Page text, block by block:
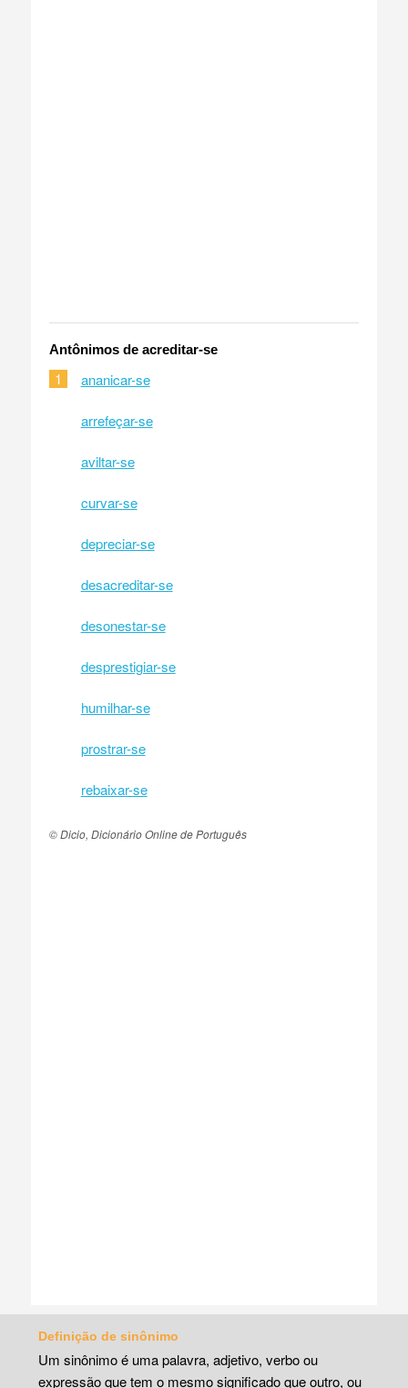
Antônimos de acreditar-se
1 ananicar-se
arrefeçar-se
aviltar-se
curvar-se
depreciar-se
desacreditar-se
desonestar-se
desprestigiar-se
humilhar-se
prostrar-se
rebaixar-se
© Dicio, Dicionário Online de Português
Definição de sinônimo
Um sinônimo é uma palavra, adjetivo, verbo ou
expressão que tem o mesmo significado que outro, ou